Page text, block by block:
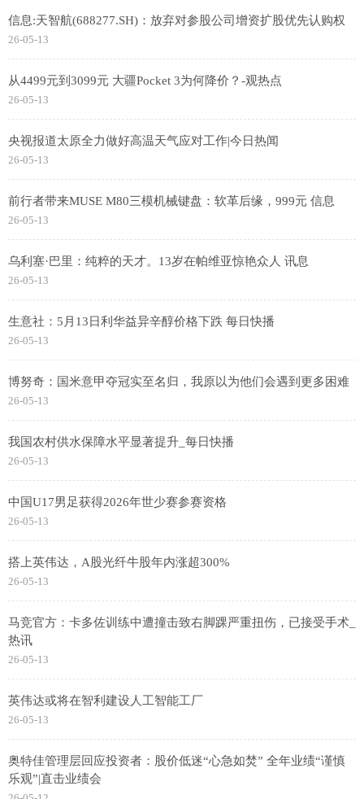
信息:天智航(688277.SH)：放弃对参股公司增资扩股优先认购权
26-05-13
从4499元到3099元 大疆Pocket 3为何降价？-观热点
26-05-13
央视报道太原全力做好高温天气应对工作|今日热闻
26-05-13
前行者带来MUSE M80三模机械键盘：软革后缘，999元 信息
26-05-13
乌利塞·巴里：纯粹的天才。13岁在帕维亚惊艳众人 讯息
26-05-13
生意社：5月13日利华益异辛醇价格下跌 每日快播
26-05-13
博努奇：国米意甲夺冠实至名归，我原以为他们会遇到更多困难
26-05-13
我国农村供水保障水平显著提升_每日快播
26-05-13
中国U17男足获得2026年世少赛参赛资格
26-05-13
搭上英伟达，A股光纤牛股年内涨超300%
26-05-13
马竞官方：卡多佐训练中遭撞击致右脚踝严重扭伤，已接受手术_
热讯
26-05-13
英伟达或将在智利建设人工智能工厂
26-05-13
奥特佳管理层回应投资者：股价低迷“心急如焚” 全年业绩“谨慎
乐观”|直击业绩会